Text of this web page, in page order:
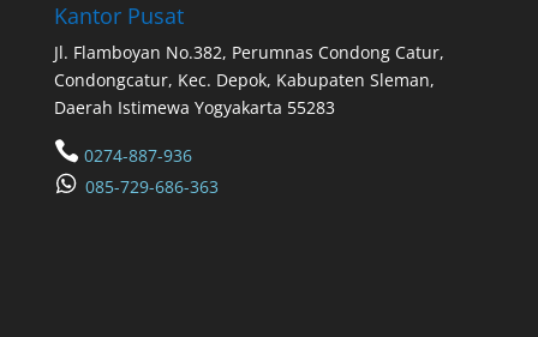
Kantor Pusat
Jl. Flamboyan No.382, Perumnas Condong Catur,
Condongcatur, Kec. Depok, Kabupaten Sleman,
Daerah Istimewa Yogyakarta 55283
 0274-887-936
085-729-686-363